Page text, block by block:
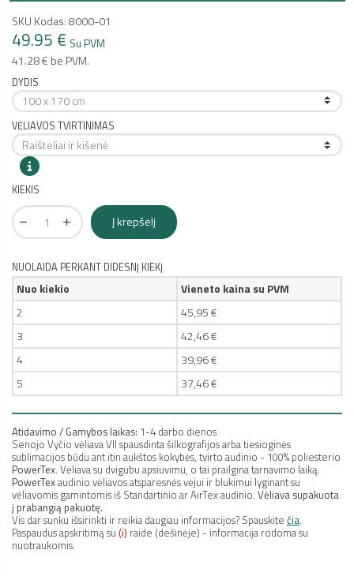
SKU Kodas: 8000-01
49.95 € Su PVM
41.28 € be PVM.
DYDIS
VĖLIAVOS TVIRTINIMAS
KIEKIS
Į krepšelį
NUOLAIDA PERKANT DIDESNĮ KIEKĮ
Nuo kiekio
Vieneto kaina su PVM
2
45,95 €
3
42,46 €
4
39,96 €
5
37,46 €
Atidavimo / Gamybos laikas: 1-4 darbo dienos
Senojo Vyčio vėliava VII spausdinta šilkografijos arba tiesioginės
sublimacijos būdu ant itin aukštos kokybės, tvirto audinio - 100% poliesterio
PowerTex. Vėliava su dvigubu apsiuvimu, o tai prailgina tarnavimo laiką.
PowerTexaudinio vėliavos atsparesnės vėjui ir blukimui lyginant su
vėliavomis gamintomis iš Standartinio ar AirTex audinio. Vėliava supakuota
į prabangią pakuotę.
Vis dar sunku išsirinkti ir reikia daugiau informacijos? Spauskite čia.
Paspaudus apskritimą su (i) raide (dešinėje) - informacija rodoma su
nuotraukomis.